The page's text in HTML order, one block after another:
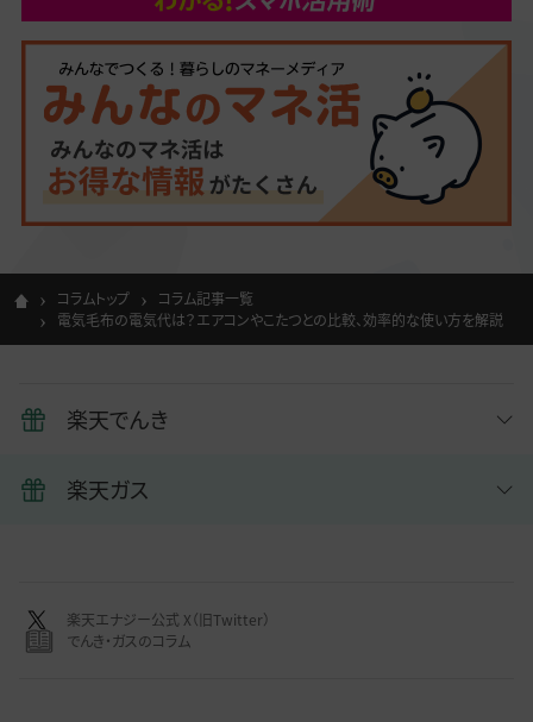
コラムトップ
コラム記事一覧
電気毛布の電気代は？エアコンやこたつとの比較、効率的な使い方を解説
楽天でんき
楽天ガス
楽天エナジー公式 X（旧Twitter）
でんき・ガスのコラム